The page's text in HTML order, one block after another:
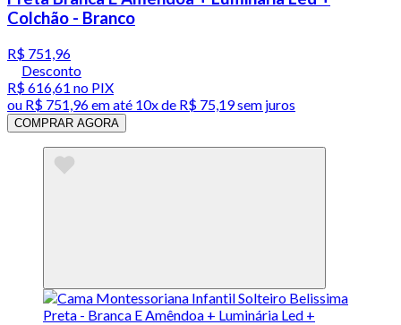
Colchão - Branco
R$ 751,96
Desconto
R$ 616,61 no PIX
ou R$ 751,96em até 10x de R$ 75,19 sem juros
COMPRAR AGORA